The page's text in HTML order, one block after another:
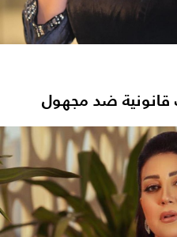
قانونية ضد مجهول